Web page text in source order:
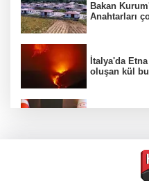
Bakan
Anahtarları
İtalya'da
oluşan kül
Yurt dışına